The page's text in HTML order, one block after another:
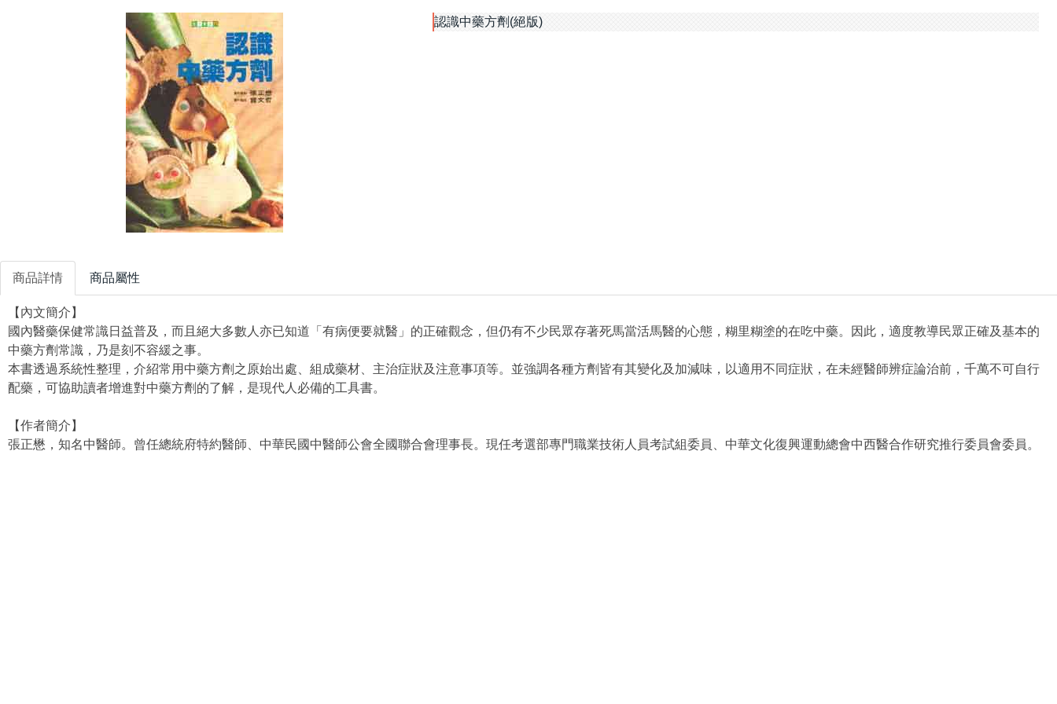
認識中藥方劑(絕版)
商品詳情 商品屬性
【內文簡介】
國內醫藥保健常識日益普及，而且絕大多數人亦已知道「有病便要就醫」的正確觀念，但仍有不少民眾存著死馬當活馬醫的心態，糊里糊塗的在吃中藥。因此，適度教導民眾正確及基本的
中藥方劑常識，乃是刻不容緩之事。
本書透過系統性整理，介紹常用中藥方劑之原始出處、組成藥材、主治症狀及注意事項等。並強調各種方劑皆有其變化及加減味，以適用不同症狀，在未經醫師辨症論治前，千萬不可自行
配藥，可協助讀者增進對中藥方劑的了解，是現代人必備的工具書。
【作者簡介】
張正懋，知名中醫師。曾任總統府特約醫師、中華民國中醫師公會全國聯合會理事長。現任考選部專門職業技術人員考試組委員、中華文化復興運動總會中西醫合作研究推行委員會委員。